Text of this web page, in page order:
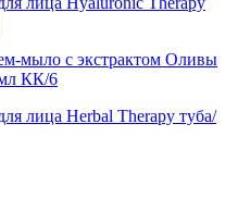
мыло с экстрактом Оливы
КК/6
лица Herbal Therapy туба/